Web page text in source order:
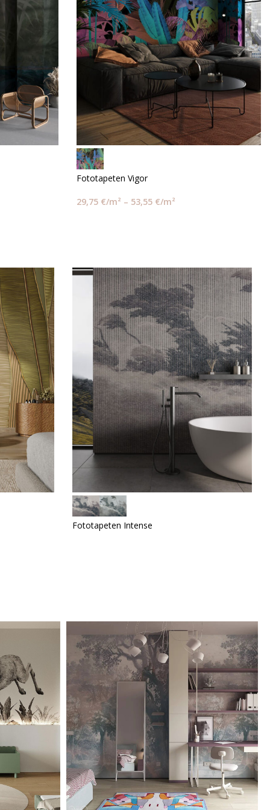
Fototapeten Vigor
29,75 €/m² – 53,55 €/m²
Fototapeten Intense